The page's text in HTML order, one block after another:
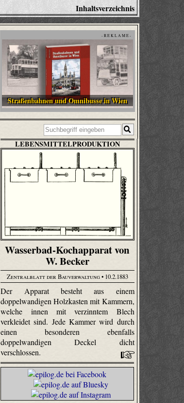
Inhaltsverzeichnis
- R E K L A M E -
Straßenbahnen und Omnibusse in Wien
LEBENSMITTELPRODUKTION
Wasserbad-Kochapparat von
W. Becker
Zentralblatt der Bauverwaltung• 10.2.1883
Der Apparat besteht aus einem
doppelwandigen Holzkasten mit Kammern,
welche innen mit verzinntem Blech
verkleidet sind. Jede Kammer wird durch
einen besonderen ebenfalls
doppelwandigen Deckel dicht
verschlossen.